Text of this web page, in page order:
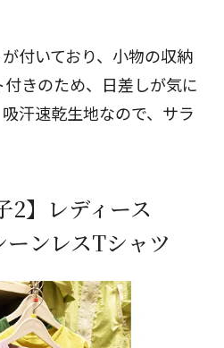
付いており、小物の収納
きのため、日差しが気に
汗速乾生地なので、サラ
2】レディース
ンレスTシャツ